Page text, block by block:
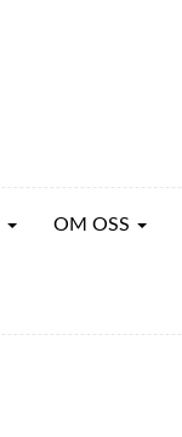
OM OSS